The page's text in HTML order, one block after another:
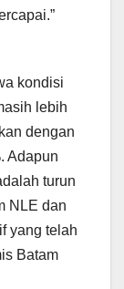
kondisi
lebih
dengan
Adapun
turun
NLE dan
yang telah
Batam